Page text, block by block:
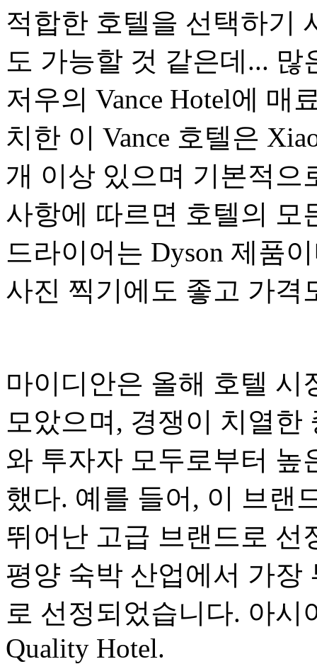
적합한 호텔을 선택하기
도 가능할 것 같은데...
저우의 Vance Hotel에 매
치한 이 Vance 호텔은
개 이상 있으며 기본적으
사항에 따르면 호텔의 모
드라이어는 Dyson 제품
사진 찍기에도 좋고 가격
마이디안은 올해 호텔 시
모았으며, 경쟁이 치열한
와 투자자 모두로부터 높
했다. 예를 들어, 이 브랜
뛰어난 고급 브랜드로 선
평양 숙박 산업에서 가장
로 선정되었습니다. 아시
Quality Hotel.